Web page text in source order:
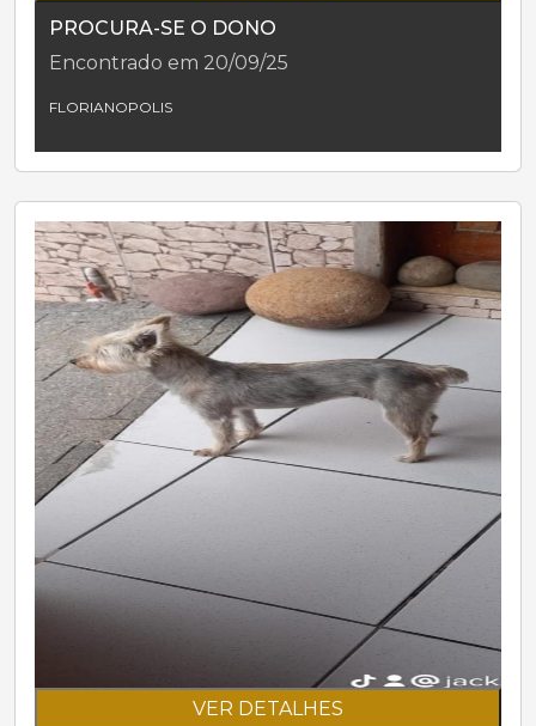
PROCURA-SE O DONO
Encontrado em 20/09/25
FLORIANOPOLIS
VER DETALHES